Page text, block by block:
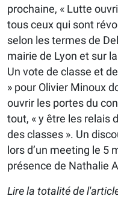
prochaine, « Lutte
tous ceux qui sont
selon les termes de
mairie de Lyon et sur
Un vote de classe et
» pour Olivier Minoux
ouvrir les portes du
tout, « y être les relais
des classes ». Un
lors d’un meeting le 5
présence de Nathalie
Lire la totalité de